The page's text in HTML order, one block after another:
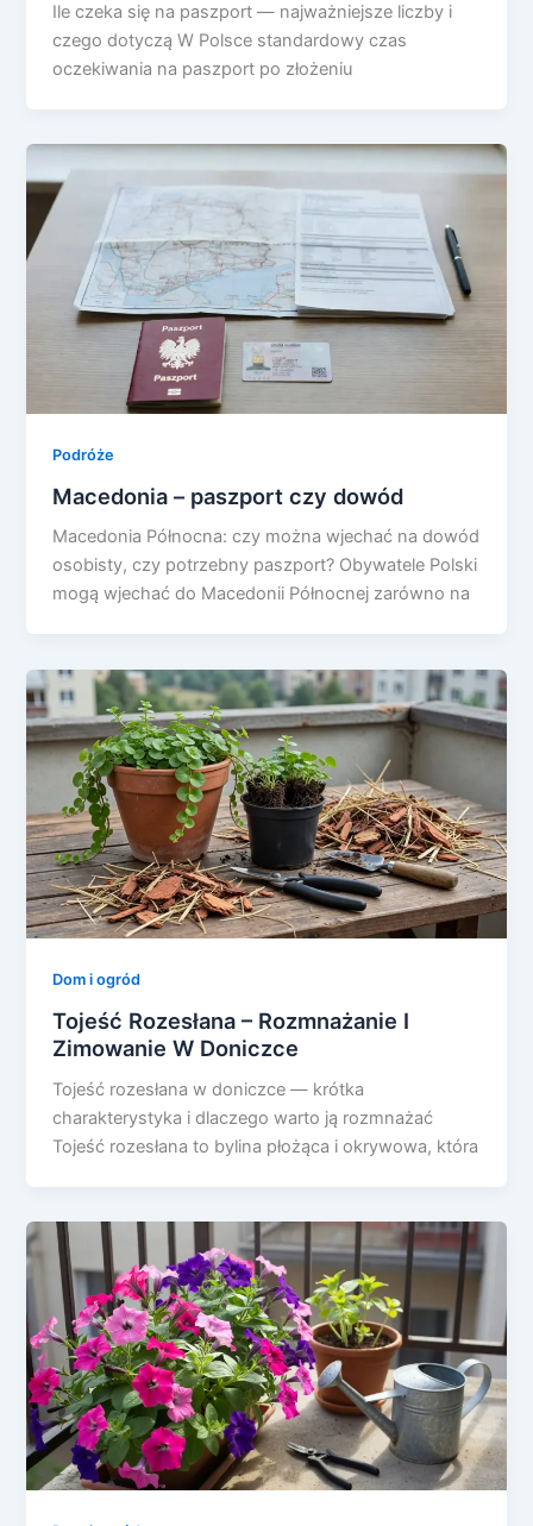
Ile czeka się na paszport — najważniejsze liczby i
czego dotyczą W Polsce standardowy czas
oczekiwania na paszport po złożeniu
Podróże
Macedonia – paszport czy dowód
Macedonia Północna: czy można wjechać na dowód
osobisty, czy potrzebny paszport? Obywatele Polski
mogą wjechać do Macedonii Północnej zarówno na
Dom i ogród
Tojeść Rozesłana – Rozmnażanie I
Zimowanie W Doniczce
Tojeść rozesłana w doniczce — krótka
charakterystyka i dlaczego warto ją rozmnażać
Tojeść rozesłana to bylina płożąca i okrywowa, która